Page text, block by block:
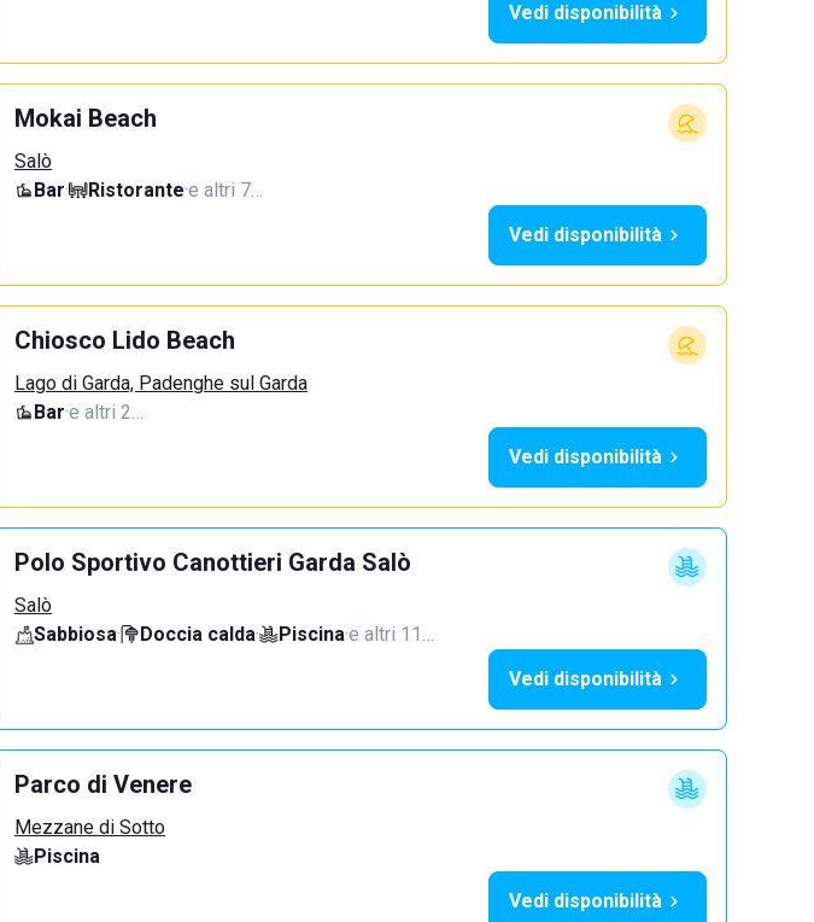
Vedi disponibilità
Mokai Beach
Salò
Bar· Ristorante·e altri 7…
Vedi disponibilità
Chiosco Lido Beach
Lago di Garda, Padenghe sul Garda
Bar·e altri 2…
Vedi disponibilità
Polo Sportivo Canottieri Garda Salò
Salò
Sabbiosa· Doccia calda· Piscina·e altri 11…
Vedi disponibilità
Parco di Venere
Mezzane di Sotto
Piscina
Vedi disponibilità